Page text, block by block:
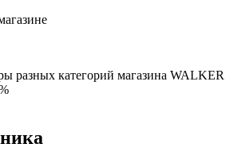
разных категорий магазина WALKER